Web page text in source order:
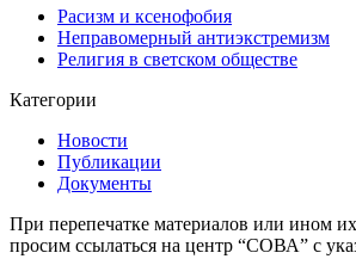
Расизм и ксенофобия
Неправомерный антиэкстремизм
Религия в светском обществе
Категории
Новости
Публикации
Документы
При перепечатке материалов или ином
просим ссылаться на центр “СОВА” с